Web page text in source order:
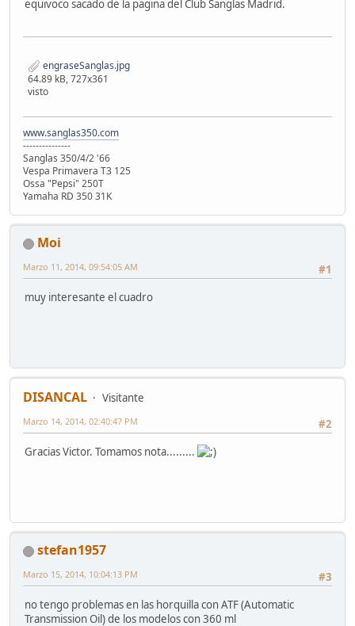
equivoco sacado de la pagina del Club Sanglas Madrid.
engraseSanglas.jpg
64.89 kB, 727x361
visto
www.sanglas350.com
---------------
Sanglas 350/4/2 '66
Vespa Primavera T3 125
Ossa "Pepsi" 250T
Yamaha RD 350 31K
Moi
#1
Marzo 11, 2014, 09:54:05 AM
muy interesante el cuadro
DISANCAL
Visitante
#2
Marzo 14, 2014, 02:40:47 PM
Gracias Victor. Tomamos nota.........
stefan1957
#3
Marzo 15, 2014, 10:04:13 PM
no tengo problemas en las horquilla con ATF (Automatic
Transmission Oil) de los modelos con 360 ml